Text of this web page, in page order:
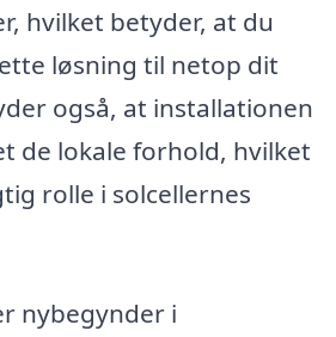
hvilket betyder, at du
løsning til netop dit
også, at installationen
de lokale forhold, hvilket
rolle i solcellernes
nybegynder i